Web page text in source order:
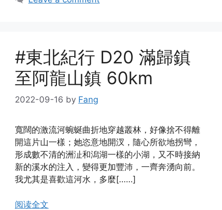
#東北紀行 D20 滿歸鎮
至阿龍山鎮 60km
2022-09-16 by Fang
寬闊的激流河蜿蜒曲折地穿越叢林，好像捨不得離
開這片山一樣；她恣意地開汊，隨心所欲地拐彎，
形成數不清的洲沚和潟湖一樣的小湖，又不時接納
新的溪水的注入，變得更加豐沛，一齊奔湧向前。
我尤其是喜歡這河水，多麼[……]
阅读全文